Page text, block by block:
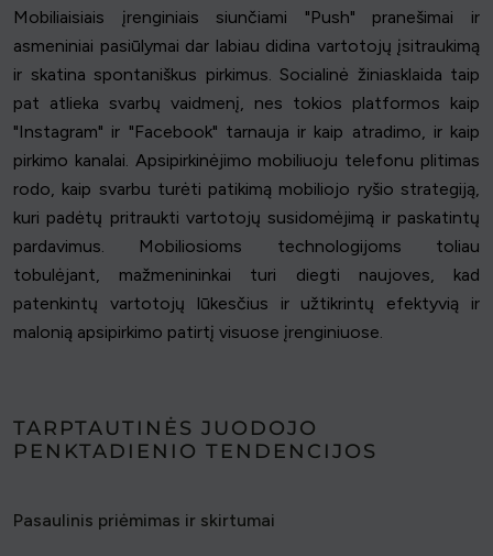
Mobiliaisiais įrenginiais siunčiami "Push" pranešimai ir
asmeniniai pasiūlymai dar labiau didina vartotojų įsitraukimą
ir skatina spontaniškus pirkimus. Socialinė žiniasklaida taip
pat atlieka svarbų vaidmenį, nes tokios platformos kaip
"Instagram" ir "Facebook" tarnauja ir kaip atradimo, ir kaip
pirkimo kanalai. Apsipirkinėjimo mobiliuoju telefonu plitimas
rodo, kaip svarbu turėti patikimą mobiliojo ryšio strategiją,
kuri padėtų pritraukti vartotojų susidomėjimą ir paskatintų
pardavimus. Mobiliosioms technologijoms toliau
tobulėjant, mažmenininkai turi diegti naujoves, kad
patenkintų vartotojų lūkesčius ir užtikrintų efektyvią ir
malonią apsipirkimo patirtį visuose įrenginiuose.
TARPTAUTINĖS JUODOJO
PENKTADIENIO TENDENCIJOS
Pasaulinis priėmimas ir skirtumai